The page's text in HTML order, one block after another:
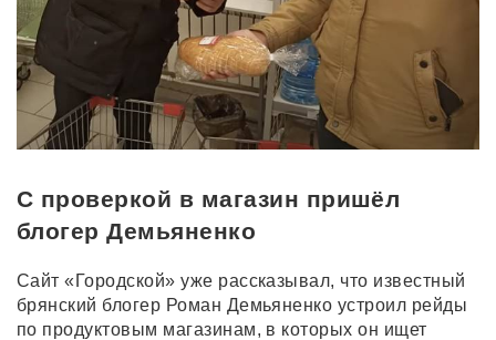
С проверкой в магазин пришёл
блогер Демьяненко
Сайт «Городской» уже рассказывал, что известный
брянский блогер Роман Демьяненко устроил рейды
по продуктовым магазинам, в которых он ищет